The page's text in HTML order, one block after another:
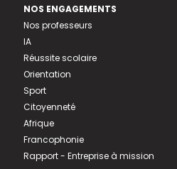
NOS ENGAGEMENTS
Nos professeurs
IA
Réussite scolaire
Orientation
Sport
Citoyenneté
Afrique
Francophonie
Rapport - Entreprise à mission